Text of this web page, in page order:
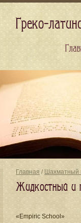
Главная / Шахматный
Жидкостный и
«Empiric School»
Греко-